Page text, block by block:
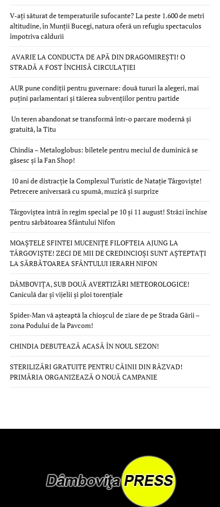
V-ați săturat de temperaturile sufocante? La peste 1.600 de metri
altitudine, în Munții Bucegi, natura oferă un refugiu spectaculos
împotriva căldurii
AVARIE LA CONDUCTA DE APĂ DIN DRAGOMIREȘTI! O
STRADĂ A FOST ÎNCHISĂ CIRCULAȚIEI
AUR pune condiții pentru guvernare: două tururi la alegeri, mai
puțini parlamentari și tăierea subvențiilor pentru partide
Un teren abandonat se transformă într-o parcare modernă și
gratuită, la Titu
Chindia – Metaloglobus: biletele pentru meciul de duminică se
găsesc și la Fan Shop!
10 ani de distracție la Complexul Turistic de Natație Târgoviște!
Petrecere aniversară cu spumă, muzică și surprize
Târgoviștea intră în regim special pe 10 și 11 august! Străzi închise
pentru sărbătoarea Sfântului Nifon
MOAȘTELE SFINTEI MUCENIȚE FILOFTEIA AJUNG LA
TÂRGOVIȘTE! ZECI DE MII DE CREDINCIOȘI SUNT AȘTEPTAȚI
LA SĂRBĂTOAREA SFÂNTULUI IERARH NIFON
DÂMBOVIȚA, SUB DOUĂ AVERTIZĂRI METEOROLOGICE!
Caniculă dar și vijelii și ploi torențiale
Spider-Man vă așteaptă la chioșcul de ziare de pe Strada Gării –
zona Podului de la Pavcom!
CHINDIA DEBUTEAZĂ ACASĂ ÎN NOUL SEZON!
STERILIZĂRI GRATUITE PENTRU CÂINII DIN RĂZVAD!
PRIMĂRIA ORGANIZEAZĂ O NOUĂ CAMPANIE